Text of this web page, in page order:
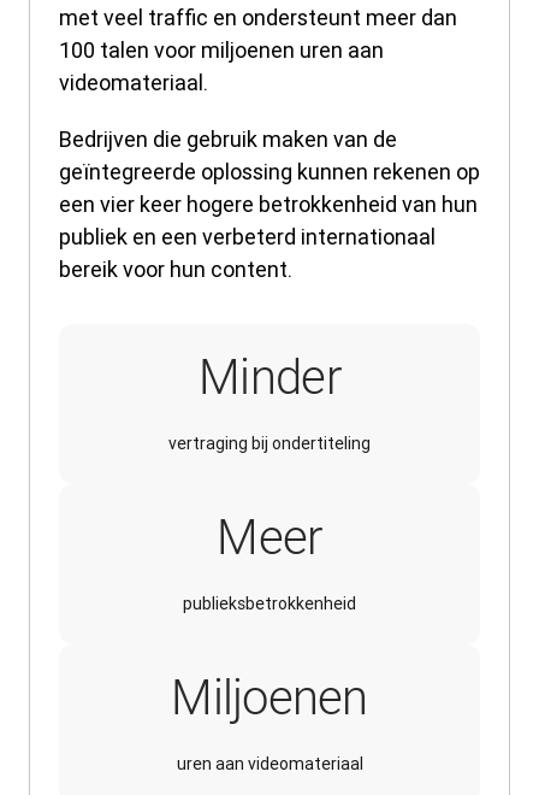
met veel traffic en ondersteunt meer dan
100 talen voor miljoenen uren aan
videomateriaal.
Bedrijven die gebruik maken van de
geïntegreerde oplossing kunnen rekenen op
een vier keer hogere betrokkenheid van hun
publiek en een verbeterd internationaal
bereik voor hun content.
Minder
vertraging bij ondertiteling
Meer
publieksbetrokkenheid
Miljoenen
uren aan videomateriaal